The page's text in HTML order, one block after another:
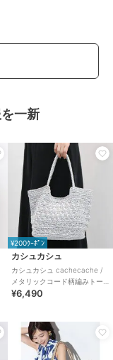
一新
¥200ｸｰﾎﾟﾝ
カシュカシュ
カシュカシュ cachecache /
メタリックコード柄編みトー
トバッグ
¥6,490